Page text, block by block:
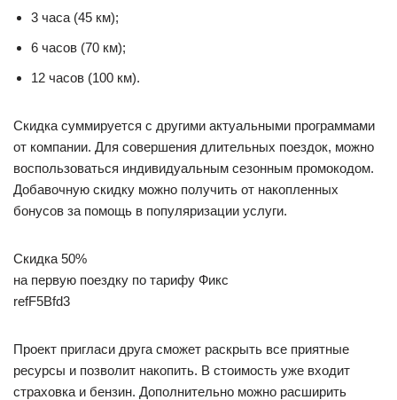
3 часа (45 км);
6 часов (70 км);
12 часов (100 км).
Скидка суммируется с другими актуальными программами
от компании. Для совершения длительных поездок, можно
воспользоваться индивидуальным сезонным промокодом.
Добавочную скидку можно получить от накопленных
бонусов за помощь в популяризации услуги.
Скидка 50%
на первую поездку по тарифу Фикс
refF5Bfd3
Проект пригласи друга сможет раскрыть все приятные
ресурсы и позволит накопить. В стоимость уже входит
страховка и бензин. Дополнительно можно расширить